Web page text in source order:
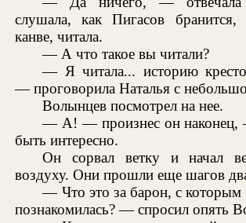
слушала, как Пигасов
канве, читала.
— А что такое вы читали?
— Я читала... историю
— проговорила Наталья с
Волынцев посмотрел на нее.
— А! — произнес он наконец,
быть интересно.
Он сорвал ветку и начал
воздуху. Они прошли еще шагов
— Что это за барон, с
познакомилась? — спросил опять